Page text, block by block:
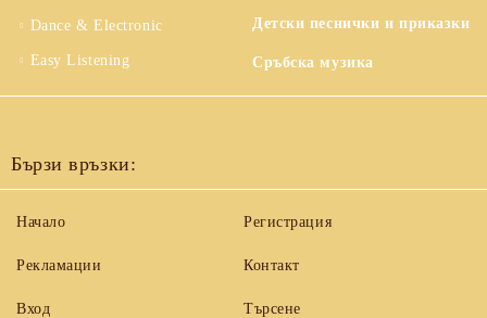
Dance & Electronic
Easy Listening
Детски песнички и приказки
Сръбска музика
Бързи връзки:
Начало
Рекламации
Вход
Регистрация
Контакт
Търсене